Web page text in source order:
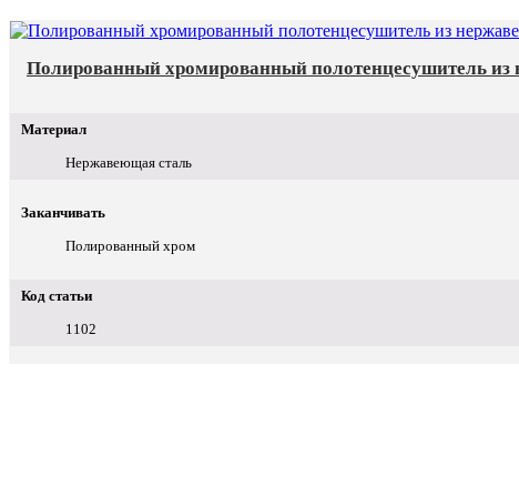
Полированный хромированный полотенцесушитель из
Материал
Нержавеющая сталь
Заканчивать
Полированный хром
Код статьи
1102